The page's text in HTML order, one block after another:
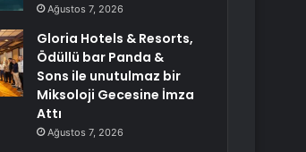
Ağustos 7, 2026
Gloria Hotels & Resorts,
Ödüllü bar Panda &
Sons ile unutulmaz bir
Miksoloji Gecesine İmza
Attı
Ağustos 7, 2026